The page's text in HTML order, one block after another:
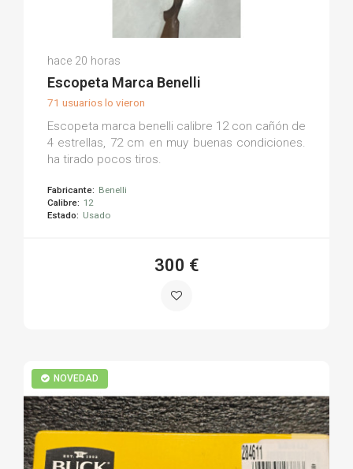
Antonio Javier A.
hace 20 horas
Escopeta Marca Benelli
71 usuarios lo vieron
Escopeta marca benelli calibre 12 con cañón de
4 estrellas, 72 cm en muy buenas condiciones.
ha tirado pocos tiros.
Fabricante: Benelli
Calibre: 12
Estado: Usado
300 €
NOVEDAD